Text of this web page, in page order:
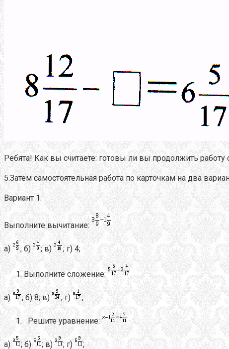
Ребята! Как вы считаете: готовы ли вы продолжить
5.Затем самостоятельная работа по карточкам на два
Вариант 1.
Выполните вычитание:
а) ; б) ; в) ; г) 4;
Выполните сложение:
а) ; б) 8; в) ; г) ;
Решите уравнение:
а) ; б) ; в) ; г) ;